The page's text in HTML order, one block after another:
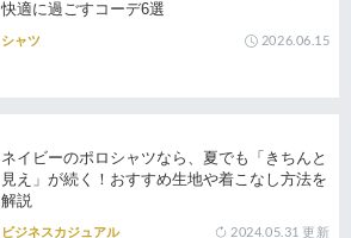
快適に過ごすコーデ6選
シャツ 2026.06.15
ネイビーのポロシャツなら、夏でも「きちんと
見え」が続く！おすすめ生地や着こなし方法を
解説
ビジネスカジュアル 2024.05.31 更新